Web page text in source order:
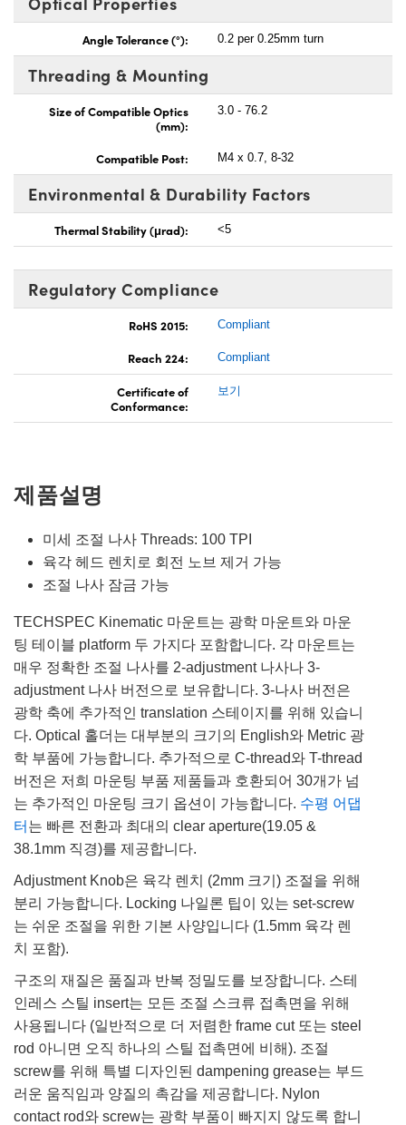
Angle Tolerance (°): 0.2 per 0.25mm turn
Threading & Mounting
Size of Compatible Optics
(mm):
3.0 - 76.2
Compatible Post: M4 x 0.7, 8-32
Environmental & Durability Factors
Thermal Stability (μrad): <5
Regulatory Compliance
RoHS 2015: Compliant
Reach 224: Compliant
Certificate of
Conformance:
보기
제품설명
미세 조절 나사 Threads: 100 TPI
육각 헤드 렌치로 회전 노브 제거 가능
조절 나사 잠금 가능
TECHSPEC Kinematic 마운트는 광학 마운트와 마운
팅 테이블 platform 두 가지다 포함합니다. 각 마운트는
매우 정확한 조절 나사를 2-adjustment 나사나 3-
adjustment 나사 버전으로 보유합니다. 3-나사 버전은
광학 축에 추가적인 translation 스테이지를 위해 있습니
다. Optical 홀더는 대부분의 크기의 English와 Metric 광
학 부품에 가능합니다. 추가적으로 C-thread와 T-thread
버전은 저희 마운팅 부품 제품들과 호환되어 30개가 넘
는 추가적인 마운팅 크기 옵션이 가능합니다. 수평 어댑
터 는 빠른 전환과 최대의 clear aperture(19.05 &
38.1mm 직경)를 제공합니다.
Adjustment Knob은 육각 렌치 (2mm 크기) 조절을 위해
분리 가능합니다. Locking 나일론 팁이 있는 set-screw
는 쉬운 조절을 위한 기본 사양입니다 (1.5mm 육각 렌
치 포함).
구조의 재질은 품질과 반복 정밀도를 보장합니다. 스테
인레스 스틸 insert는 모든 조절 스크류 접촉면을 위해
사용됩니다 (일반적으로 더 저렴한 frame cut 또는 steel
rod 아니면 오직 하나의 스틸 접촉면에 비해). 조절
screw를 위해 특별 디자인된 dampening grease는 부드
러운 움직임과 양질의 촉감을 제공합니다. Nylon
contact rod와 screw는 광학 부품이 빠지지 않도록 합니